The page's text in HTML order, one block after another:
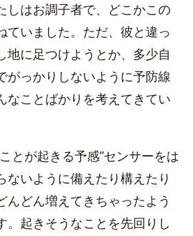
しはお調子者で、どこかこの
ていました。ただ、彼と違っ
地に足つけようとか、多少自
がっかりしないように予防線
なことばかりを考えてきてい
とが起きる予感”センサーをは
ないように備えたり構えたり
んどん増えてきちゃったよう
。起きそうなことを先回りし